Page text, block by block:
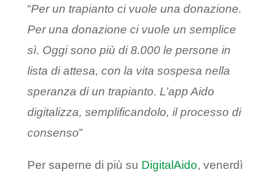
“Per un trapianto ci vuole una donazione.
Per una donazione ci vuole un semplice
sì. Oggi sono più di 8.000 le persone in
lista di attesa, con la vita sospesa nella
speranza di un trapianto. L’app Aido
digitalizza, semplificandolo, il processo di
consenso”
Per saperne di più su DigitalAido, venerdì